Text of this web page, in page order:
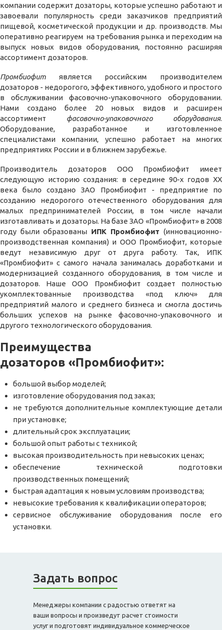
компании содержит дозаторы, которые успешно работают и
завоевали популярность среди заказчиков предприятий
пищевой, косметической продукции и др. производств. Мы
оперативно реагируем на требования рынка и переходим на
выпуск новых видов оборудования, постоянно расширяя
ассортимент дозаторов.
Промбиофитявляется российским производителем
дозаторов - недорогого, эффективного, удобного и простого
в обслуживании фасовочно-упаковочного оборудовании.
Нами создано более 20 новых видов и расширен
ассортимент фасовочно-упаковочного оборудования.
Оборудование, разработанное и изготовленное
специалистами компании, успешно работает на многих
предприятиях России и в ближнем зарубежье.
Производитель дозаторов ООО Промбиофит имеет
следующую историю создания: в середине 90-х годов ХХ
века было создано ЗАО Промбиофит - предприятие по
созданию недорогого отечественного оборудования для
малых предпринимателей России, в том числе начали
изготавливать и дозаторы. На базе ЗАО «Промбиофит» в 2008
году были образованы ИПК Промбиофит (инновационно-
производственная компания) и ООО Промбиофит, которые
ведут независимую друг от друга работу. Так, ИПК
«Промбиофит» с самого начала занималась доработками и
модернизацией созданного оборудования, в том числе и
дозаторов. Наше ООО Промбиофит создает полностью
укомплектованные производства «под ключ» для
предприятий малого и среднего бизнеса и смогла достичь
больших успехов на рынке фасовочно-упаковочного и
другого технологического оборудования.
Преимущества
дозаторов «Промбиофит»:
большой выбор моделей;
изготовление оборудования под заказ;
не требуются дополнительные комплектующие детали
при установке;
длительный срок эксплуатации;
большой опыт работы с техникой;
высокая производительность при невысоких ценах;
обеспечение технической подготовки
производственных помещений;
быстрая адаптация к новым условиям производства;
невысокие требования к квалификации операторов;
сервисное обслуживание оборудования после его
установки.
Задать вопрос
Менеджеры компании с радостью ответят на
ваши вопросы и произведут расчет стоимости
услуг и подготовят индивидуальное коммерческое